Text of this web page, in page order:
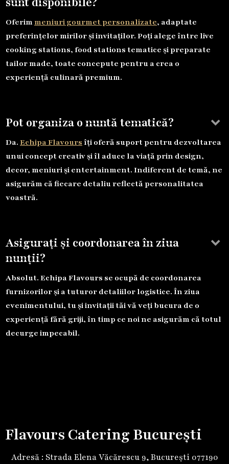
Oferimmeniuri gourmet personalizate, adaptate
preferințelor mirilor și invitaților. Poți alege între live
cooking stations, food stations tematice și preparate
tailor made, toate concepute pentru a crea o
experiență culinară premium.
Pot organiza o nuntă tematică? keyboard_arrow_down
Da. Echipa Flavours îți oferă suport pentru dezvoltarea
unui concept creativ și îl aduce la viață prin design,
decor, meniuri și entertainment. Indiferent de temă, ne
asigurăm că fiecare detaliu reflectă personalitatea
voastră.
Asigurați și coordonarea în ziua
nunții?
keyboard_arrow_down
Absolut. Echipa Flavours se ocupă de coordonarea
furnizorilor și a tuturor detaliilor logistice. În ziua
evenimentului, tu și invitații tăi vă veți bucura de o
experiență fără griji, în timp ce noi ne asigurăm că totul
decurge impecabil.
Flavours Catering București
Adresă : Strada Elena Văcărescu 9, București 077190